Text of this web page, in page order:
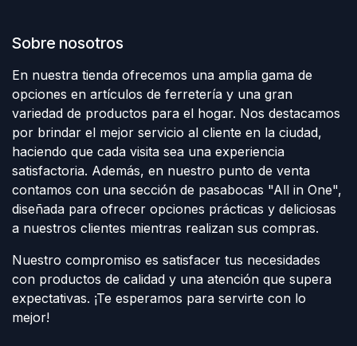
Sobre nosotros
En nuestra tienda ofrecemos una amplia gama de
opciones en artículos de ferretería y una gran
variedad de productos para el hogar. Nos destacamos
por brindar el mejor servicio al cliente en la ciudad,
haciendo que cada visita sea una experiencia
satisfactoria. Además, en nuestro punto de venta
contamos con una sección de pasabocas "All in One",
diseñada para ofrecer opciones prácticas y deliciosas
a nuestros clientes mientras realizan sus compras.
Nuestro compromiso es satisfacer tus necesidades
con productos de calidad y una atención que supera
expectativas. ¡Te esperamos para servirte con lo
mejor!